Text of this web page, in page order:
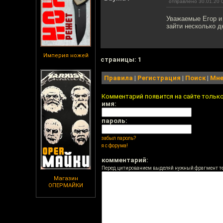
Империя ножей
Магазин
ОПЕРМАЙКИ
отправлено 30.01.20
Уважаемые Егор
зайти несколько
cтраницы: 1
Правила | Регистрация | Поиск|
Комментарий появится на сайте
имя:
пароль:
забыл пароль?
я с форума!
комментарий:
Перед цитированием выделяй нужный фрагмент